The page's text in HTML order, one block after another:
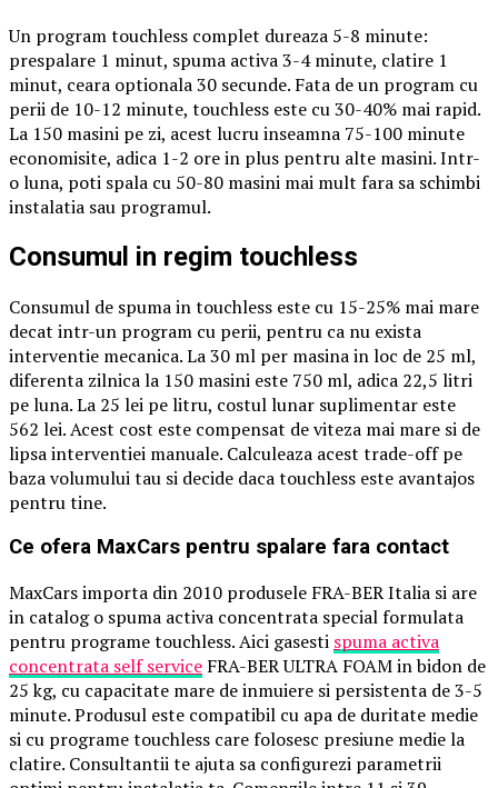
Un program touchless complet dureaza 5-8 minute:
prespalare 1 minut, spuma activa 3-4 minute, clatire 1
minut, ceara optionala 30 secunde. Fata de un program cu
perii de 10-12 minute, touchless este cu 30-40% mai rapid.
La 150 masini pe zi, acest lucru inseamna 75-100 minute
economisite, adica 1-2 ore in plus pentru alte masini. Intr-
o luna, poti spala cu 50-80 masini mai mult fara sa schimbi
instalatia sau programul.
Consumul in regim touchless
Consumul de spuma in touchless este cu 15-25% mai mare
decat intr-un program cu perii, pentru ca nu exista
interventie mecanica. La 30 ml per masina in loc de 25 ml,
diferenta zilnica la 150 masini este 750 ml, adica 22,5 litri
pe luna. La 25 lei pe litru, costul lunar suplimentar este
562 lei. Acest cost este compensat de viteza mai mare si de
lipsa interventiei manuale. Calculeaza acest trade-off pe
baza volumului tau si decide daca touchless este avantajos
pentru tine.
Ce ofera MaxCars pentru spalare fara contact
MaxCars importa din 2010 produsele FRA-BER Italia si are
in catalog o spuma activa concentrata special formulata
pentru programe touchless. Aici gasesti spuma activa
concentrata self service FRA-BER ULTRA FOAM in bidon de
25 kg, cu capacitate mare de inmuiere si persistenta de 3-5
minute. Produsul este compatibil cu apa de duritate medie
si cu programe touchless care folosesc presiune medie la
clatire. Consultantii te ajuta sa configurezi parametrii